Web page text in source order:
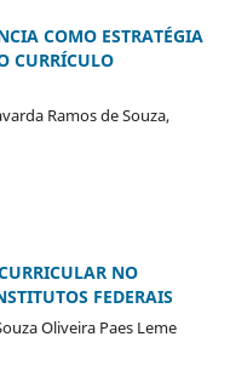
COMO ESTRATÉGIA
CURRÍCULO
Ramos de Souza,
NO
FEDERAIS
Oliveira Paes Leme